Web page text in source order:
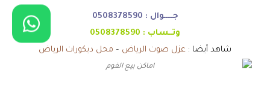
جـــــوال : 0508378590
وتــساب : 0508378590
شاهد أيضا : عزل صوت الرياض – محل ديكورات الرياض